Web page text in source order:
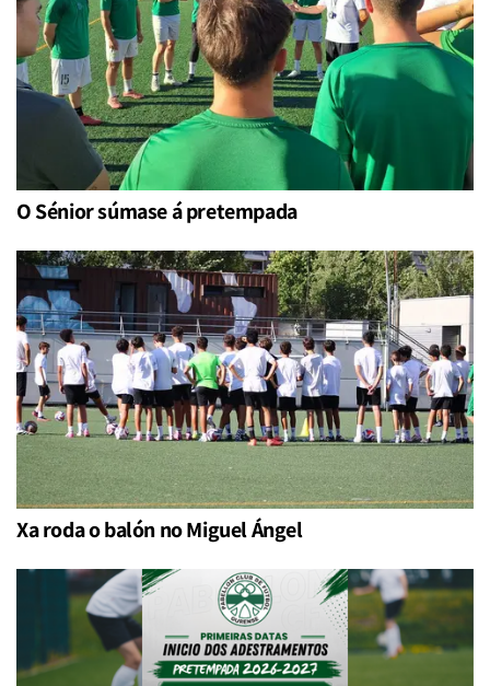
O Sénior súmase á pretempada
Xa roda o balón no Miguel Ángel